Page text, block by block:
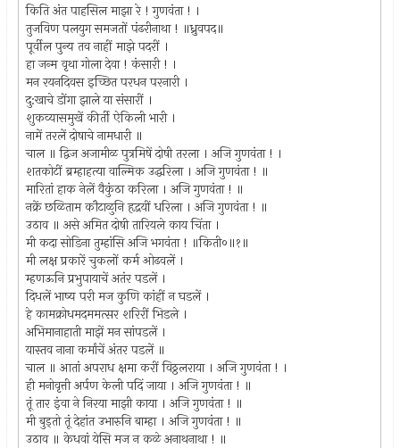
किति अंत पाहसिल माझा रे ! गुणवंता ! ।
तुजविण पलयुग समजतों पंढरीनाथा ! ॥ध्रुवपद॥
पूर्वील पुन्य तव नाहीं माझे पदरीं ।
हा जन्म वृथा गोला देवा ! कंसारी ! ।
मन रयनदिवस इच्छित परधन परनारी ।
दु:खाचे डोंगा झाले या संसारीं ।
शुकव्यासमुखें कीर्ती ऐकिली भारी ।
नामें तरलें दोषाचे नामधारी ॥
चाल ॥ द्विज अजामीळ पुत्रमिषें दोषी तरला । अजि गुणवंता ! ।
शतकोटीं ब्रम्हाहत्या वाल्मिक उद्धरिला । अजि गुणवंता ! ॥
मारितां हाक नेलें वैकुंठा करिला । अजि गुणवंता ! ॥
नक्रें छळिताम कौटाळुनि हृद्रयीं धरिला । अजि गुणवंता ! ॥
उठाव ॥ असे अमित दोषी तारियले काय चिंता ।
मी कदा सोडिना तुम्हांसि अजि भगवंता ! ॥किती०॥१॥
मी लक्ष प्रकारें चुकलों कर्म ओढवलें ।
म्हणऊनि प्रभुपायाचें अतंर पडलें ।
दिधलें भाष्य परी मज कुणि कांहीं न घडलें ।
हे कामक्रोधमदममत्सर शरिरीं भिडले ।
अभिमानाहाती माझें मन सांपडलें ।
यास्तव नाना कर्मांचें अंतर पडलें ॥
चाल ॥ आतां अपराध क्षमा करीं विठ्ठलराया । अजि गुणवंता ! ।
ही मनोवृत्ती अर्पण केली पदिं जाया । अजि गुणवंता ! ॥
तूं तार इंवा ने निरया माझी काया । अजि गुणवंता ! ॥
मी बुड्तो तूं देहांत उभारुनि बाम्हा । अजि गुणवंता ! ॥
उठाव ॥ केधवां येसि मज न कळे अनाथनाथा ! ॥